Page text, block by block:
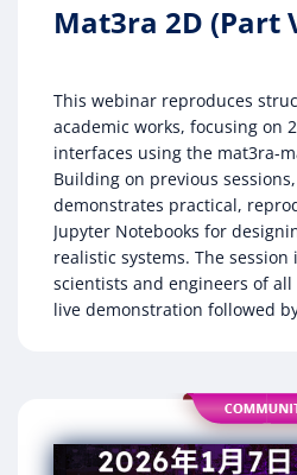
Mat3ra 2D (Part
This webinar reproduces
academic works, focusing on
interfaces using the mat3ra-
Building on previous
demonstrates practical,
Jupyter Notebooks for
realistic systems. The
scientists and engineers of
live demonstration followed